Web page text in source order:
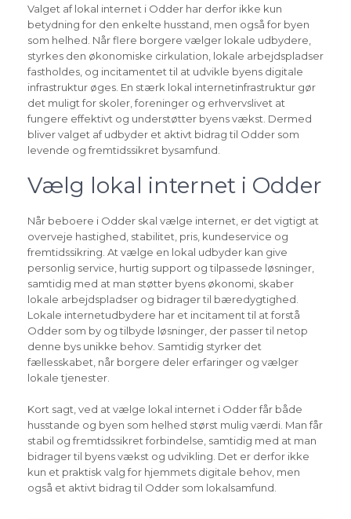
Valget af lokal internet i Odder har derfor ikke kun
betydning for den enkelte husstand, men også for byen
som helhed. Når flere borgere vælger lokale udbydere,
styrkes den økonomiske cirkulation, lokale arbejdspladser
fastholdes, og incitamentet til at udvikle byens digitale
infrastruktur øges. En stærk lokal internetinfrastruktur gør
det muligt for skoler, foreninger og erhvervslivet at
fungere effektivt og understøtter byens vækst. Dermed
bliver valget af udbyder et aktivt bidrag til Odder som
levende og fremtidssikret bysamfund.
Vælg lokal internet i Odder
Når beboere i Odder skal vælge internet, er det vigtigt at
overveje hastighed, stabilitet, pris, kundeservice og
fremtidssikring. At vælge en lokal udbyder kan give
personlig service, hurtig support og tilpassede løsninger,
samtidig med at man støtter byens økonomi, skaber
lokale arbejdspladser og bidrager til bæredygtighed.
Lokale internetudbydere har et incitament til at forstå
Odder som by og tilbyde løsninger, der passer til netop
denne bys unikke behov. Samtidig styrker det
fællesskabet, når borgere deler erfaringer og vælger
lokale tjenester.
Kort sagt, ved at vælge lokal internet i Odder får både
husstande og byen som helhed størst mulig værdi. Man får
stabil og fremtidssikret forbindelse, samtidig med at man
bidrager til byens vækst og udvikling. Det er derfor ikke
kun et praktisk valg for hjemmets digitale behov, men
også et aktivt bidrag til Odder som lokalsamfund.